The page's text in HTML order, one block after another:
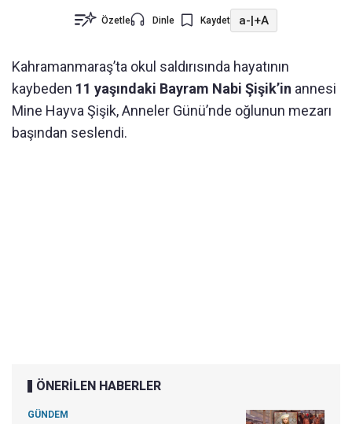
Özetle Dinle Kaydet a-|+A
Kahramanmaraş’ta okul saldırısında hayatının
kaybeden 11 yaşındaki Bayram Nabi Şişik’in annesi
Mine Hayva Şişik, Anneler Günü’nde oğlunun mezarı
başından seslendi.
ÖNERİLEN HABERLER
GÜNDEM